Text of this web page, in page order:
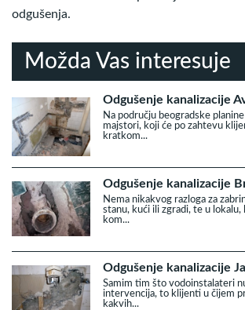
odgušenja.
Možda Vas interesuje
Odgušenje kanalizacije
Na području beogradske
majstori, koji će po zahtevu
kratkom...
Odgušenje kanalizacije
Nema nikakvog razloga za
stanu, kući ili zgradi, te u lokalu,
kom...
Odgušenje kanalizacije
Samim tim što vodoinstalateri
intervencija, to klijenti u čijem
kakvih...